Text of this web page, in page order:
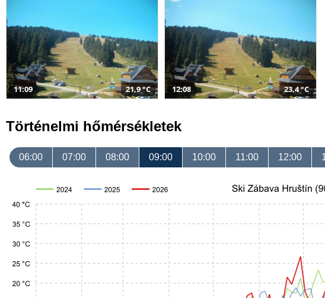
11:09 21,9 °C 12:08 23,4 °C
Történelmi hőmérsékletek
06:00 07:00 08:00 09:00 10:00 11:00 12:00